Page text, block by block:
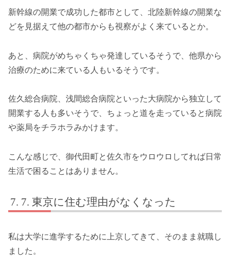
新幹線の開業で成功した都市として、北陸新幹線の開業な
どを見据えて他の都市からも視察がよく来ているとか。
あと、病院がめちゃくちゃ発達しているそうで、他県から
治療のために来ている人もいるそうです。
佐久総合病院、浅間総合病院といった大病院から独立して
開業する人も多いそうで、ちょっと道を走っていると病院
や薬局をチラホラみかけます。
こんな感じで、御代田町と佐久市をウロウロしてれば日常
生活で困ることはありません。
7. 東京に住む理由がなくなった
私は大学に進学するために上京してきて、そのまま就職し
ました。